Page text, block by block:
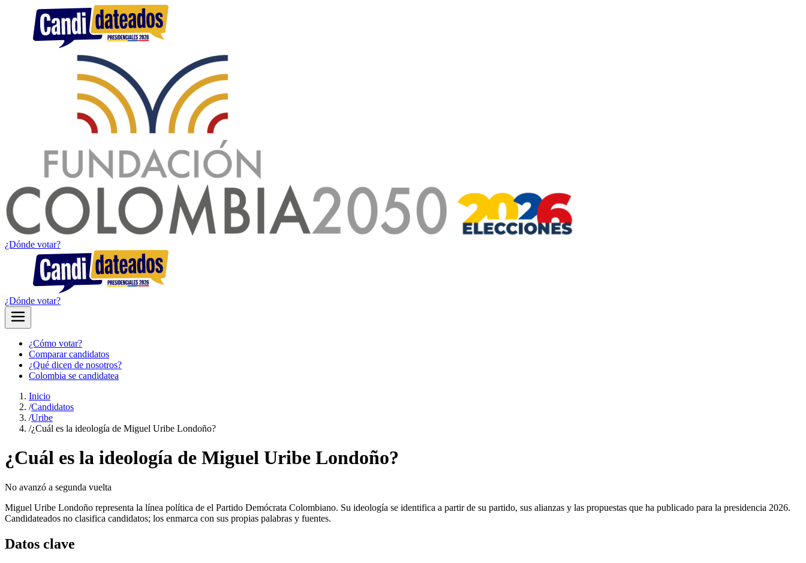
¿Dónde votar?
¿Dónde votar?
¿Cómo votar?
Comparar candidatos
¿Qué dicen de nosotros?
Colombia se candidatea
Inicio
/Candidatos
/Uribe
/¿Cuál es la ideología de Miguel Uribe Londoño?
¿Cuál es la ideología de Miguel Uribe Londoño?
No avanzó a segunda vuelta
Miguel Uribe Londoño representa la línea política de el Partido Demócrata Colombiano. Su ideología se identifica a partir de su partido, sus alianzas y las propuestas que ha publicado para la presidencia 2026.
Candidateados no clasifica candidatos; los enmarca con sus propias palabras y fuentes.
Datos clave